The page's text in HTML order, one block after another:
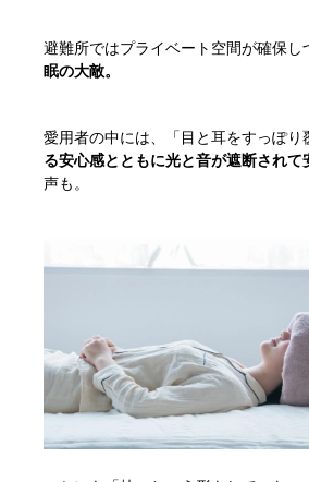
避難所ではプライベート空間が確保し
眠の大敵。
愛用者の中には、「目と耳をすっぽり
る安心感とともに光と音が遮断されて
声も。